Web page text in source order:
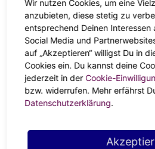
Gebende hockt sich direkt hinter
Empfängers, während dieser auf
dem Gebenden ermöglicht, die
ziehen. Von dort aus hat der
Empfängerin mit seinem Mund
Glückseligkeit auf Biegen und
einen Hocker oder Stuhl,
steht und von hinten eindringt.
Wir nutzen Cookies, um eine
anzubieten, diese stetig zu
entsprechend Deinen Interessen
Social Media und
auf „Akzeptieren“ willigst Du in
Cookies ein. Du kannst deine
jederzeit in der Cookie-
bzw. widerrufen. Mehr erfährst
Datenschutzerklärung.